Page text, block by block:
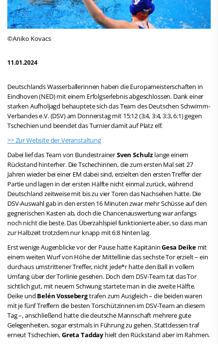
©Aniko Kovacs
11.01.2024
Deutschlands Wasserballerinnen haben die Europameisterschaften in
Eindhoven (NED) mit einem Erfolgserlebnis abgeschlossen. Dank einer
starken Aufholjagd behauptete sich das Team des Deutschen Schwimm-
Verbandes e.V. (DSV) am Donnerstag mit 15:12 (3:4, 3:4, 3:3, 6:1) gegen
Tschechien und beendet das Turnier damit auf Platz elf.
>> Zur Website der Veranstaltung
Dabei lief das Team von BundestrainerSven Schulz lange einem
Rückstand hinterher. Die Tschechinnen, die zum ersten Mal seit 27
Jahren wieder bei einer EM dabei sind, erzielten den ersten Treffer der
Partie und lagen in der ersten Hälfte nicht einmal zurück, während
Deutschland zeitweise mit bis zu vier Toren das Nachsehen hatte. Die
DSV-Auswahl gab in den ersten 16 Minuten zwar mehr Schüsse auf den
gegnerischen Kasten ab, doch die Chancenauswertung war anfangs
noch nicht die beste. Das Überzahlspiel funktionierte aber, so dass man
zur Halbzeit trotzdem nur knapp mit 6:8 hinten lag.
Erst wenige Augenblicke vor der Pause hatte KapitäninGesa Deikemit
einem weiten Wurf von Höhe der Mittellinie das sechste Tor erzielt – ein
durchaus umstrittener Treffer, nicht jede*r hatte den Ball in vollem
Umfang über der Torlinie gesehen. Doch dem DSV-Team tat das Tor
sichtlich gut, mit neuem Schwung startete man in die zweite Hälfte.
Deike und Belén Vossebergtrafen zum Ausgleich – die beiden waren
mit je fünf Treffern die besten Torschützinnen im DSV-Team an diesem
Tag –, anschließend hatte die deutsche Mannschaft mehrere gute
Gelegenheiten, sogar erstmals in Führung zu gehen. Stattdessen traf
erneut Tschechien,Greta Taddayhielt den Rückstand aber im Rahmen.